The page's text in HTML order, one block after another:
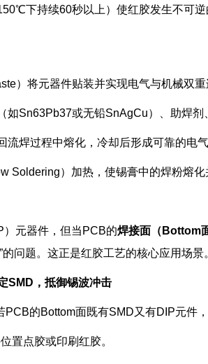
下持续60秒以上）使红胶发生不可
）将元器件贴装并实现电气与机械双
如Sn63Pb37或无铅SnAgCu）、助焊
流焊过程中熔化，冷却后形成可靠的电
Soldering）加热，使锡膏中的焊粉熔
元器件，但当PCB的焊接面（Bottom
问题。这正是红胶工艺的核心应用场景
SMD，抵御锡波冲击
的Bottom面既有SMD又有DIP元件
置点胶或印刷红胶。